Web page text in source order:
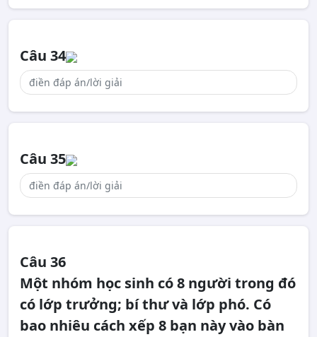
Câu 34
Câu 35
Câu 36
Một nhóm học sinh có 8 người trong đó
có lớp trưởng; bí thư và lớp phó. Có
bao nhiêu cách xếp 8 bạn này vào bàn